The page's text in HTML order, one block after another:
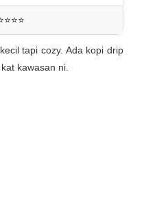
tapi cozy. Ada kopi drip
kawasan ni.